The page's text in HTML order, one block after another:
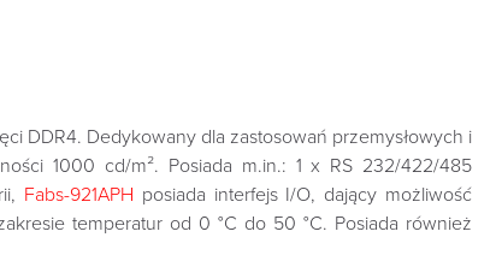
DDR4. Dedykowany dla zastosowań przemysłowych i
1000 cd/m². Posiada m.in.: 1 x RS 232/422/485
Fabs-921APH posiada interfejs I/O, dający możliwość
temperatur od 0 °C do 50 °C. Posiada również